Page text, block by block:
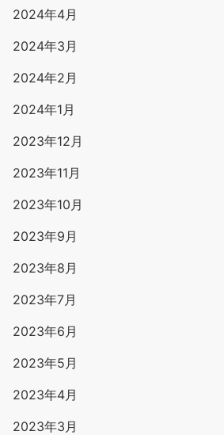
2024年4月
2024年3月
2024年2月
2024年1月
2023年12月
2023年11月
2023年10月
2023年9月
2023年8月
2023年7月
2023年6月
2023年5月
2023年4月
2023年3月